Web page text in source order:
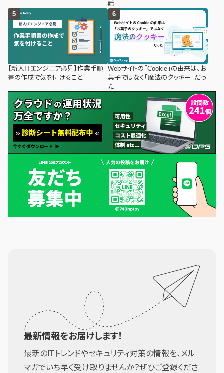
話
【新人ITエンジニア必見】作業手順
書の作成で気を付けること
Webサイトの「Cookie」の由来は、お
菓子ではなく「魔法のクッキー」だっ
た
最新情報をお届けします！
最新のITトレンドやセキュリティ対策の情報を、メル
マガでいち早く受け取りませんか？ぜひご登録くださ